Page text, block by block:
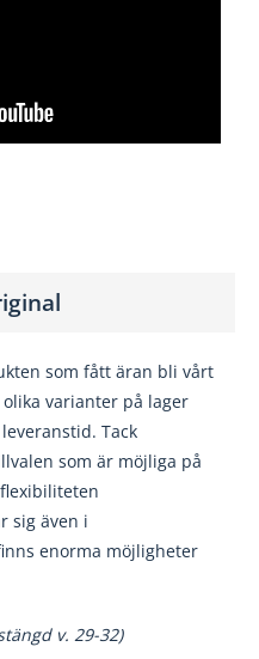
som fått äran bli vårt
varianter på lager
Tack
som är möjliga på
sig även i
enorma möjligheter
v. 29-32)